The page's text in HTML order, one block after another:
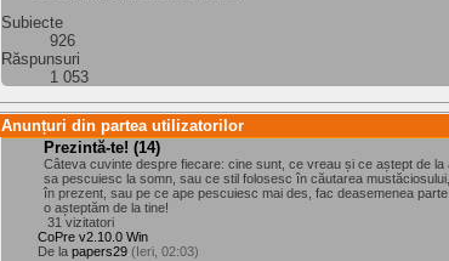
Subiecte
926
Răspunsuri
1 053
Anunțuri din partea utilizatorilor
Prezintă-te! (14)
Câteva cuvinte despre fiecare: cine sunt, ce vreau și ce aștept de
sa pescuiesc la somn, sau ce stil folosesc în căutarea
în prezent, sau pe ce ape pescuiesc mai des, fac deasemenea
o așteptăm de la tine!
31 vizitatori
CoPre v2.10.0 Win
De lapapers29 (Ieri, 02:03)